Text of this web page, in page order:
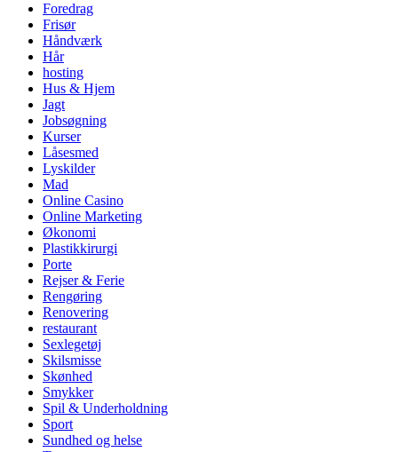
Foredrag
Frisør
Håndværk
Hår
hosting
Hus & Hjem
Jagt
Jobsøgning
Kurser
Låsesmed
Lyskilder
Mad
Online Casino
Online Marketing
Økonomi
Plastikkirurgi
Porte
Rejser & Ferie
Rengøring
Renovering
restaurant
Sexlegetøj
Skilsmisse
Skønhed
Smykker
Spil & Underholdning
Sport
Sundhed og helse